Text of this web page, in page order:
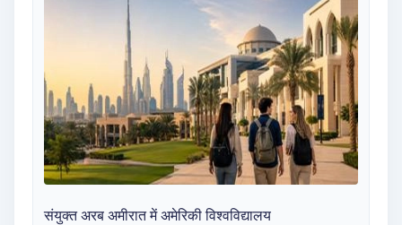
संयुक्त अरब अमीरात में अमेरिकी विश्वविद्यालय